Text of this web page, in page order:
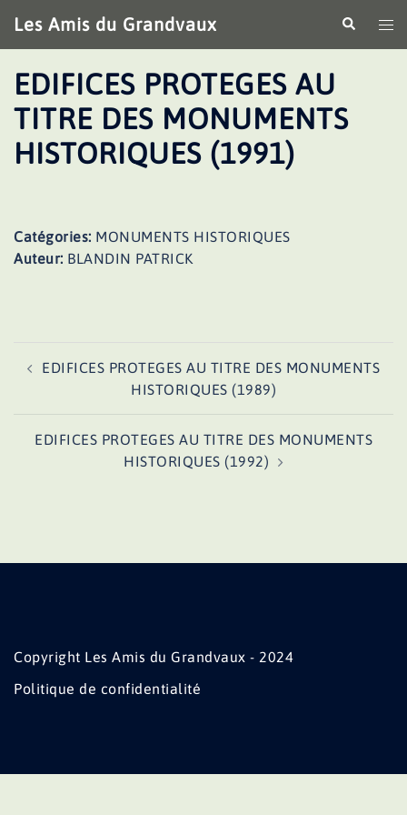
au
contenu
Les Amis du Grandvaux
le
EDIFICES PROTEGES AU
TITRE DES MONUMENTS
HISTORIQUES (1991)
Catégories: MONUMENTS HISTORIQUES
Auteur: BLANDIN PATRICK
d’article
EDIFICES PROTEGES AU TITRE DES MONUMENTS
HISTORIQUES (1989)
EDIFICES PROTEGES AU TITRE DES MONUMENTS
HISTORIQUES (1992)
Copyright Les Amis du Grandvaux - 2024
Politique de confidentialité